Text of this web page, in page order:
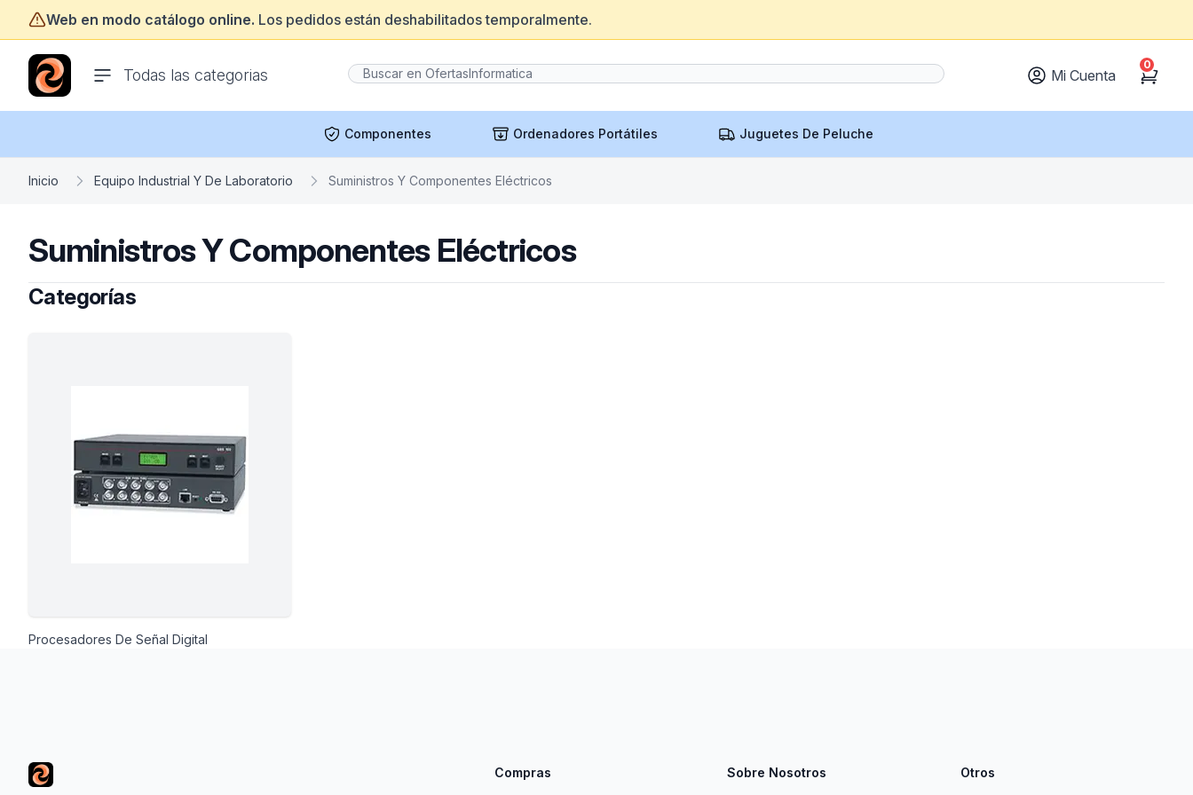
Web en modo catálogo online. Los pedidos están deshabilitados temporalmente.
Todas las categorias
ofertasinformatica.com
Mi Cuenta Cart
0
Componentes Ordenadores Portátiles Juguetes De Peluche
Inicio Equipo Industrial Y De Laboratorio Suministros Y Componentes Eléctricos
Suministros Y Componentes Eléctricos
Categorías
Procesadores De Señal Digital
Compras Sobre Nosotros Otros